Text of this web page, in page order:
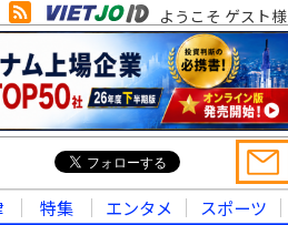
ようこそ ゲスト様
特集 エンタメ スポーツ